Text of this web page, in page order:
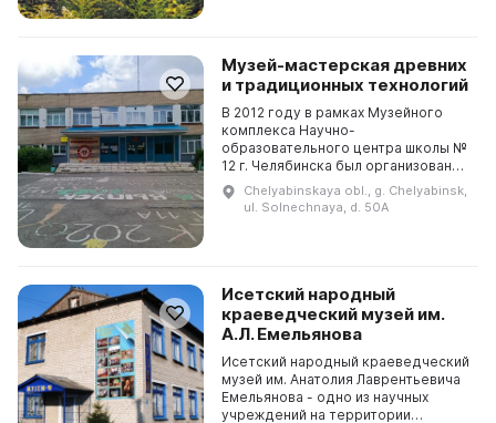
Музей-мастерская древних
и традиционных технологий
В 2012 году в рамках Музейного
комплекса Научно-
образовательного центра школы №
12 г. Челябинска был организован
Музей-мастерская древних и
традиционных технологий. Он
представляет собой
Chelyabinskaya obl., g. Chelyabinsk,
ul. Solnechnaya, d. 50A
Исетский народный
краеведческий музей им.
А.Л. Емельянова
Исетский народный краеведческий
музей им. Анатолия Лаврентьевича
Емельянова - одно из научных
учреждений на территории